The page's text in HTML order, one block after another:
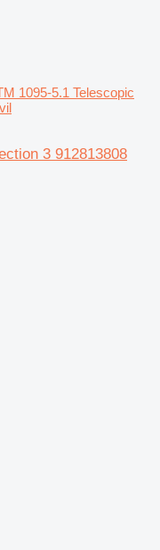
1095-5.1 Telescopic
3 912813808